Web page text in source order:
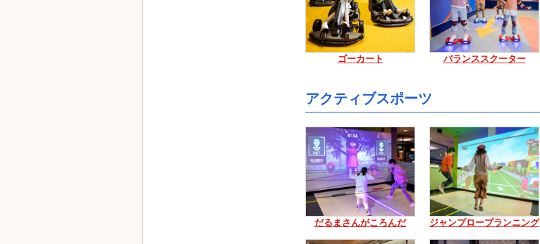
ゴーカート バランススクーター
アクティブスポーツ
だるまさんがころんだ ジャンプロープランニング